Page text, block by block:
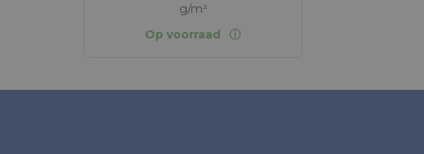
g/m²
Op voorraad